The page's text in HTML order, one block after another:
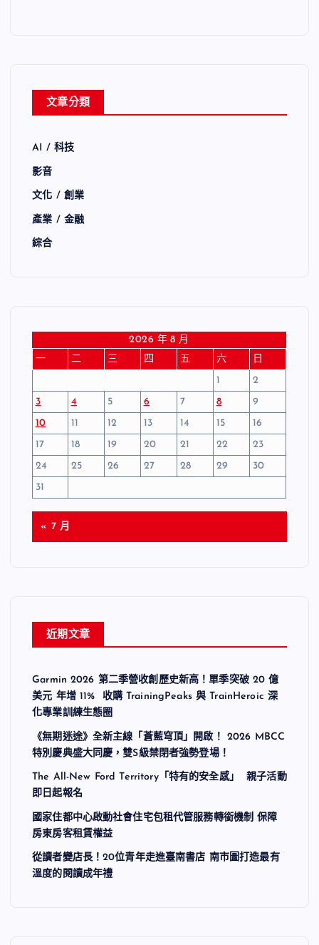
文章分類
AI / 科技
影音
文化 / 創業
產業 / 金融
綜合
2026 年 8 月
一
二 三 四 五 六
日
1
2
3
4 5 6 7 8
9
10
11 12 13 14 15
16
17
18 19 20 21 22
23
24
25 26 27 28 29
30
31
« 7 月
近期文章
Garmin 2026 第二季營收創歷史新高！單季突破 20 億
美元 年增 11% 收購 TrainingPeaks 與 TrainHeroic 深
化專業訓練生態圈
《無期迷途》全新主線「蒼藍穹頂」開啟！ 2026 MBCC
特別慶典盛大同慶，雙S級禁閉者強勢登場！
The All-New Ford Territory「特有的安全感」 親子活動
即日起報名
國家住都中心啟動社會住宅包租代管服務轉銜機制 保障
房東房客租賃權益
從讀者變店長！20位青年走進臺南書店 南市圖打造最有
溫度的閱讀成年禮